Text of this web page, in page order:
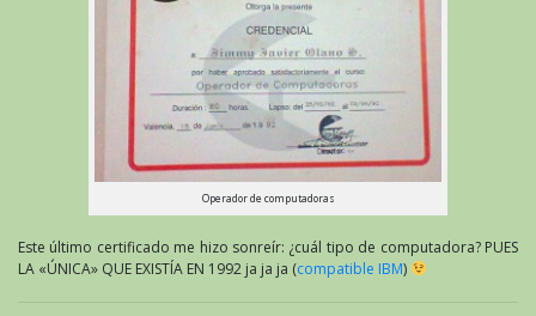
Operador de computadoras
Este último certificado me hizo sonreír: ¿cuál tipo de computadora? PUES
LA «ÚNICA» QUE EXISTÍA EN 1992 ja ja ja (compatible IBM)